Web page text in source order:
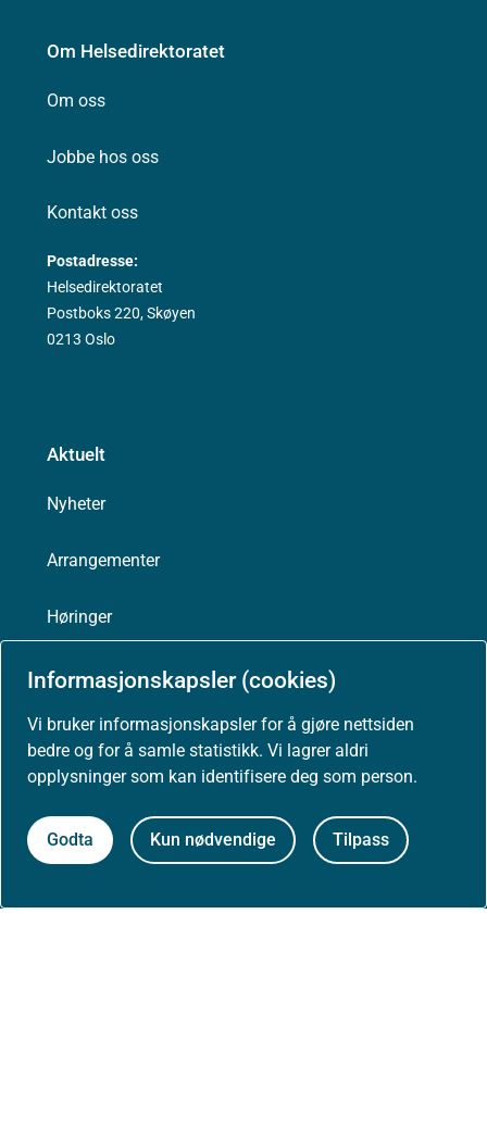
Informasjonskapsler (cookies)
Vi bruker informasjonskapsler for å gjøre nettsiden
bedre og for å samle statistikk. Vi lagrer aldri
opplysninger som kan identifisere deg som person.
Godta Kun nødvendige Tilpass
Om Helsedirektoratet
Om oss
Jobbe hos oss
Kontakt oss
Postadresse:
Helsedirektoratet
Postboks 220, Skøyen
0213 Oslo
Aktuelt
Nyheter
Arrangementer
Høringer
Presse
Om nettstedet
Personvernerklæring